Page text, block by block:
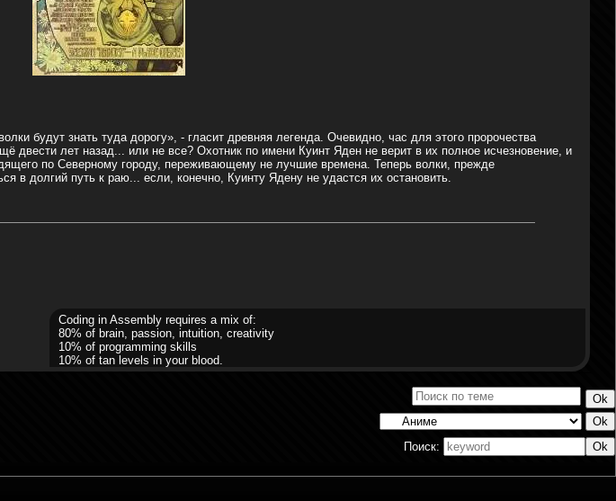
будут знать туда дорогу», - гласит древняя легенда. Очевидно, час для этого пророчества
двести лет назад... или не все? Охотник по имени Куинт Яден не верит в их полное исчезновение, и
по Северному городу, переживающему не лучшие времена. Теперь волки, прежде
в долгий путь к раю... если, конечно, Куинту Ядену не удастся их остановить.
Coding in Assembly requires a mix of:
80% of brain, passion, intuition, creativity
10% of programming skills
10% of tan levels in your blood.
Поиск: